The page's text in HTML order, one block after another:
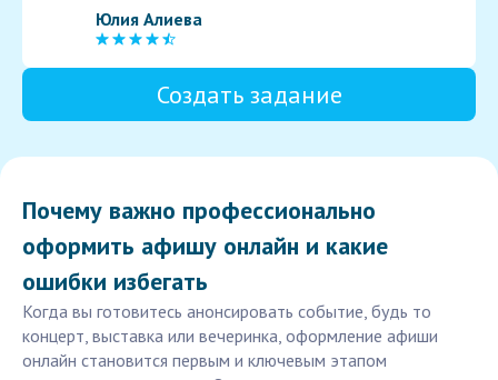
Юлия Алиева
Создать задание
Почему важно профессионально
оформить афишу онлайн и какие
ошибки избегать
Когда вы готовитесь анонсировать событие, будь то
концерт, выставка или вечеринка, оформление афиши
онлайн становится первым и ключевым этапом